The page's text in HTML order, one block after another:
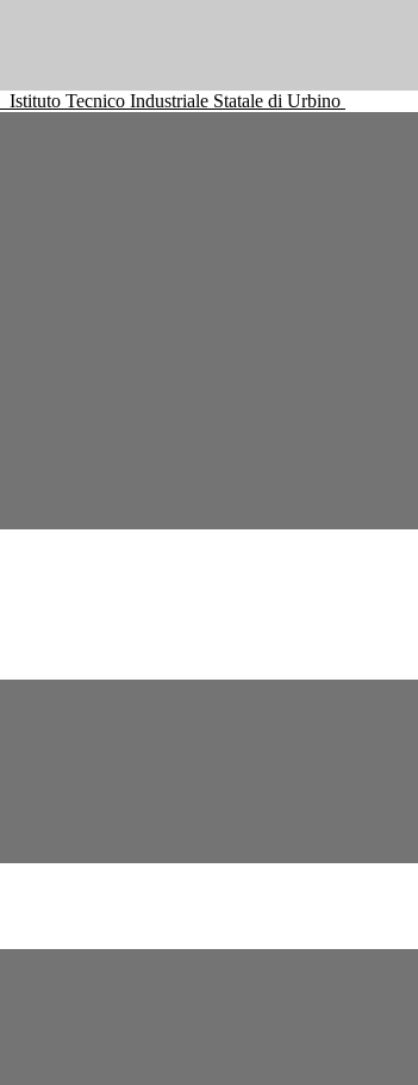
Istituto Tecnico Industriale Statale di Urbino